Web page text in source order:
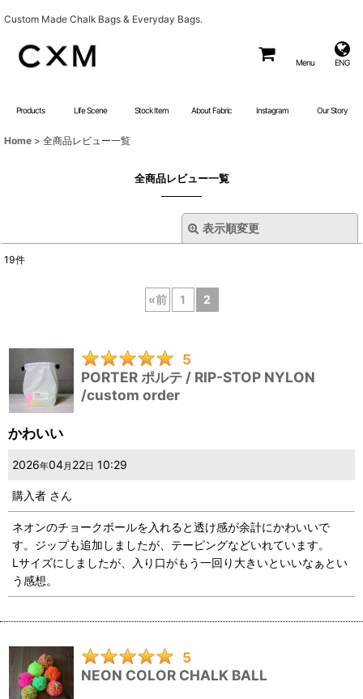
Custom Made Chalk Bags & Everyday Bags.
Menu ENG
Products Life Scene Stock Item About Fabric Instagram Our Story
Home > 全商品レビュー一覧
全商品レビュー一覧
表示順変更
星の数 :
19件
«前 1 2
5
PORTER ポルテ / RIP-STOP NYLON
/custom order
かわいい
2026年04月 22日 10:29
購入者 さん
ネオンのチョークボールを入れると透け感が余計にかわいいで
す。ジップも追加しましたが、テーピングなどいれています。
Lサイズにしましたが、入り口がもう一回り大きいといいなぁとい
う感想。
5
NEON COLOR CHALK BALL